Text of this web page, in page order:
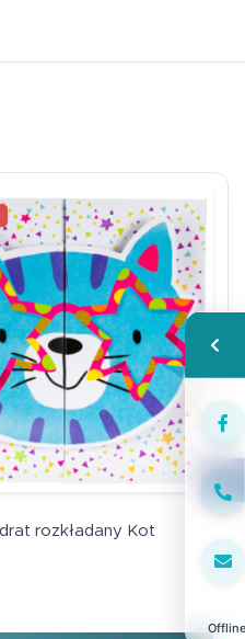
Offline
rozkładany Kot